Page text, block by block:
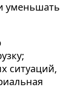
уменьшать
ситуаций,